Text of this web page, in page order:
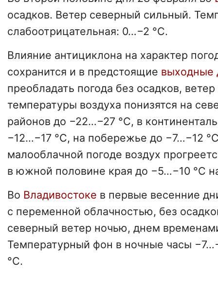
осадков. Ветер северный сильный.
слабоотрицательная: 0…−2 °C.
Влияние антициклона на характер
сохранится и в предстоящие выходные
преобладать погода без осадков, ветер
температуры воздуха понизятся на
районов до −22…−27 °C, в
−12…−17 °C, на побережье до −7…−12
малооблачной погоде воздух
в южной половине края до −5…−10 °C
Во Владивостоке в первые весенние
с переменной облачностью, без
северный ветер ночью, днем
Температурный фон в ночные часы
°C.